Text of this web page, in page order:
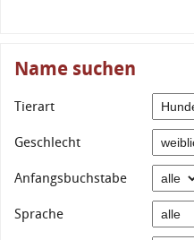
Name suchen
Tierart
Geschlecht
Anfangsbuchstabe
Sprache